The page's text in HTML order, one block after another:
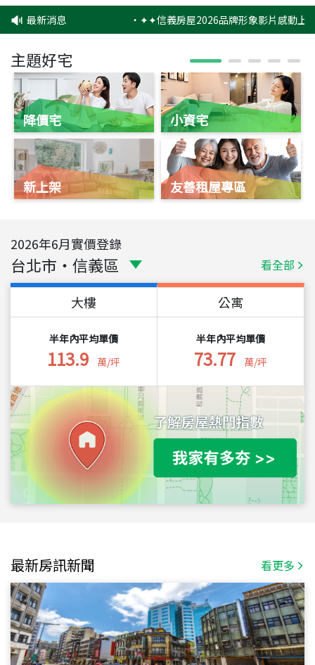
最新消息 ‧✦✦信義房屋2026品牌形象影片感動上
主題好宅
降價宅
新上架
小資宅
友善租屋專區
2026年6月實價登錄
台北市 ・ 信義區 看全部
大樓
半年內平均單價
113.9 萬/坪
公寓
半年內平均單價
73.77 萬/坪
最新房訊新聞 看更多